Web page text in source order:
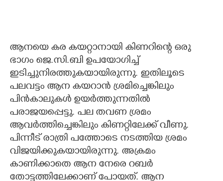
ആനയെ കര കയറ്റാനായി കിണറിന്റെ ഒരു
ഭാഗം ജെ.സി.ബി ഉപയോഗിച്ച്
ഇടിച്ചുനിരത്തുകയായിരുന്നു. ഇതിലൂടെ
പലവട്ടം ആന കയറാൻ ശ്രമിച്ചെങ്കിലും
പിൻകാലുകൾ ഉയർത്തുന്നതിൽ
പരാജയപ്പെട്ടു. പല തവണ ശ്രമം
ആവർത്തിച്ചെങ്കിലും കിണറ്റിലേക്ക് വീണു.
പിന്നീട് രാത്രി പത്തോടെ നടത്തിയ ശ്രമം
വിജയിക്കുകയായിരുന്നു. അക്രമം
കാണിക്കാതെ ആന നേരെ റബർ
തോട്ടത്തിലേക്കാണ് പോയത്. ആന